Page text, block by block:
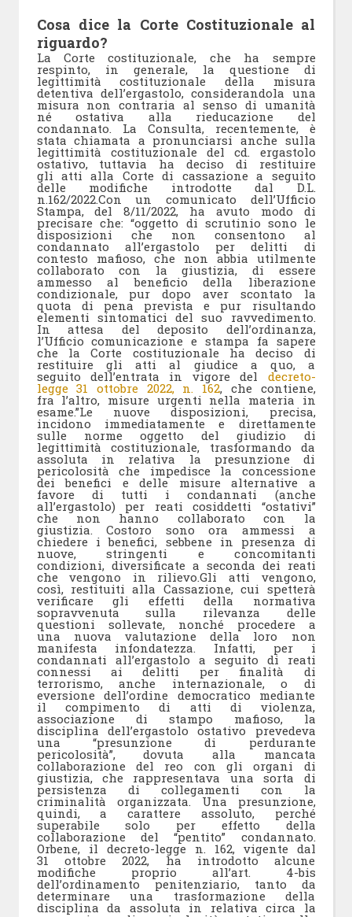
Cosa dice la Corte Costituzionale al
riguardo?
La Corte costituzionale, che ha sempre
respinto, in generale, la questione di
legittimità costituzionale della misura
detentiva dell’ergastolo, considerandola una
misura non contraria al senso di umanità
né ostativa alla rieducazione del
condannato. La Consulta, recentemente, è
stata chiamata a pronunciarsi anche sulla
legittimità costituzionale del cd. ergastolo
ostativo, tuttavia ha deciso di restituire
gli atti alla Corte di cassazione a seguito
delle modifiche introdotte dal D.L.
n.162/2022.Con un comunicato dell’Ufficio
Stampa, del 8/11/2022, ha avuto modo di
precisare che: “oggetto di scrutinio sono le
disposizioni che non consentono al
condannato all’ergastolo per delitti di
contesto mafioso, che non abbia utilmente
collaborato con la giustizia, di essere
ammesso al beneficio della liberazione
condizionale, pur dopo aver scontato la
quota di pena prevista e pur risultando
elementi sintomatici del suo ravvedimento.
In attesa del deposito dell’ordinanza,
l’Ufficio comunicazione e stampa fa sapere
che la Corte costituzionale ha deciso di
restituire gli atti al giudice a quo, a
seguito dell’entrata in vigore del decreto-
legge 31 ottobre 2022, n. 162, che contiene,
fra l’altro, misure urgenti nella materia in
esame.”Le nuove disposizioni, precisa,
incidono immediatamente e direttamente
sulle norme oggetto del giudizio di
legittimità costituzionale, trasformando da
assoluta in relativa la presunzione di
pericolosità che impedisce la concessione
dei benefici e delle misure alternative a
favore di tutti i condannati (anche
all’ergastolo) per reati cosiddetti “ostativi”
che non hanno collaborato con la
giustizia. Costoro sono ora ammessi a
chiedere i benefici, sebbene in presenza di
nuove, stringenti e concomitanti
condizioni, diversificate a seconda dei reati
che vengono in rilievo.Gli atti vengono,
così, restituiti alla Cassazione, cui spetterà
verificare gli effetti della normativa
sopravvenuta sulla rilevanza delle
questioni sollevate, nonché procedere a
una nuova valutazione della loro non
manifesta infondatezza. Infatti, per i
condannati all’ergastolo a seguito di reati
connessi ai delitti per finalità di
terrorismo, anche internazionale, o di
eversione dell’ordine democratico mediante
il compimento di atti di violenza,
associazione di stampo mafioso, la
disciplina dell’ergastolo ostativo prevedeva
una “presunzione di perdurante
pericolosità”, dovuta alla mancata
collaborazione del reo con gli organi di
giustizia, che rappresentava una sorta di
persistenza di collegamenti con la
criminalità organizzata. Una presunzione,
quindi, a carattere assoluto, perché
superabile solo per effetto della
collaborazione del “pentito” condannato.
Orbene, il decreto-legge n. 162, vigente dal
31 ottobre 2022, ha introdotto alcune
modifiche proprio all’art. 4-bis
dell’ordinamento penitenziario, tanto da
determinare una trasformazione della
disciplina da assoluta in relativa circa la